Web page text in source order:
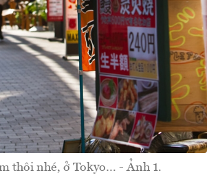
thôi nhé, ở Tokyo… - Ảnh 1.